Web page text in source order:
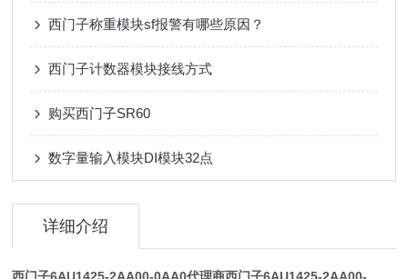
西门子称重模块sf报警有哪些原因？
西门子计数器模块接线方式
购买西门子SR60
数字量输入模块DI模块32点
详细介绍